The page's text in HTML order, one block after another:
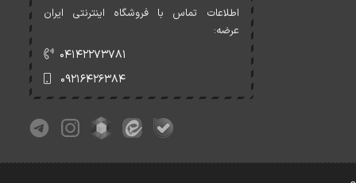
اطلاعات تماس با فروشگاه اینترنتی ایران
عرضه:
۰۴۱۴۲۲۷۳۷۸۱
۰۹۲۱۶۴۲۶۳۸۴